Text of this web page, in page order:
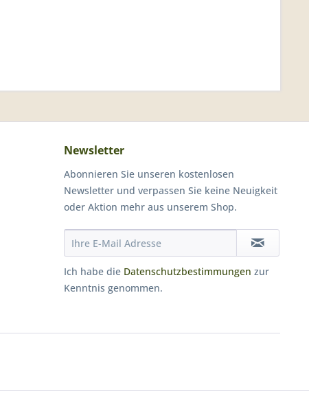
Newsletter
Abonnieren Sie unseren kostenlosen
Newsletter und verpassen Sie keine Neuigkeit
oder Aktion mehr aus unserem Shop.
Ich habe die Datenschutzbestimmungen zur
Kenntnis genommen.